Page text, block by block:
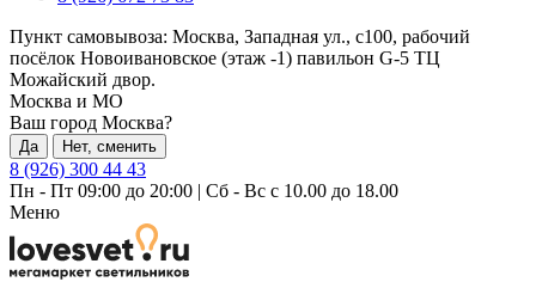
Пункт самовывоза: Москва, Западная ул., с100, рабочий
посёлок Новоивановское (этаж -1) павильон G-5 ТЦ
Можайский двор.
Москва и МО
Ваш город Москва?
Да Нет, сменить
8 (926) 300 44 43
Пн - Пт 09:00 до 20:00 | Сб - Вс с 10.00 до 18.00
Меню